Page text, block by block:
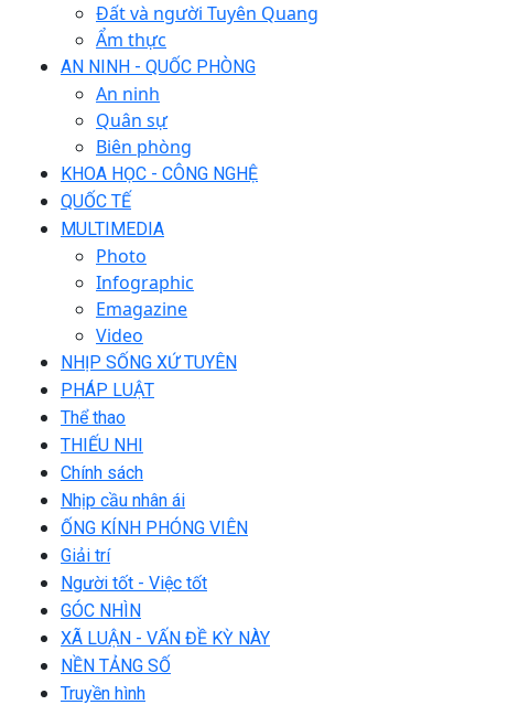
Đất và người Tuyên Quang
Ẩm thực
AN NINH - QUỐC PHÒNG
An ninh
Quân sự
Biên phòng
KHOA HỌC - CÔNG NGHỆ
QUỐC TẾ
MULTIMEDIA
Photo
Infographic
Emagazine
Video
NHỊP SỐNG XỨ TUYÊN
PHÁP LUẬT
Thể thao
THIẾU NHI
Chính sách
Nhịp cầu nhân ái
ỐNG KÍNH PHÓNG VIÊN
Giải trí
Người tốt - Việc tốt
GÓC NHÌN
XÃ LUẬN - VẤN ĐỀ KỲ NÀY
NỀN TẢNG SỐ
Truyền hình